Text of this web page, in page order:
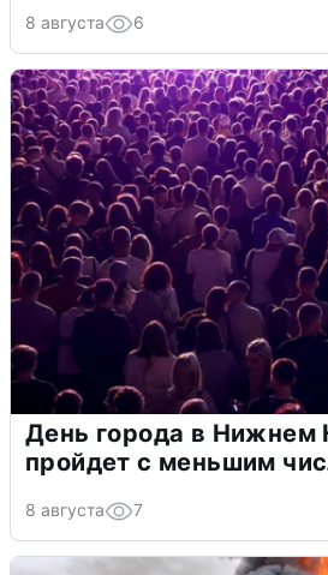
8 августа 6
День города в Нижнем
пройдет с меньшим
8 августа 7